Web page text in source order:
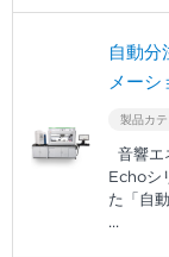
自動分
メーシ
製品カ
音響エ
Echoシ
た「自
...